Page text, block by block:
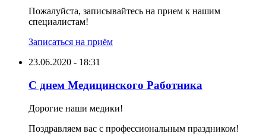
Пожалуйста, записывайтесь на прием к нашим
специалистам!
Записаться на приём
23.06.2020 - 18:31
С днем Медицинского Работника
Дорогие наши медики!
Поздравляем вас с профессиональным праздником!